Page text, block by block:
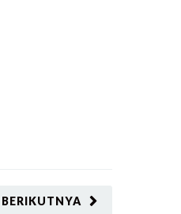
BERIKUTNYA